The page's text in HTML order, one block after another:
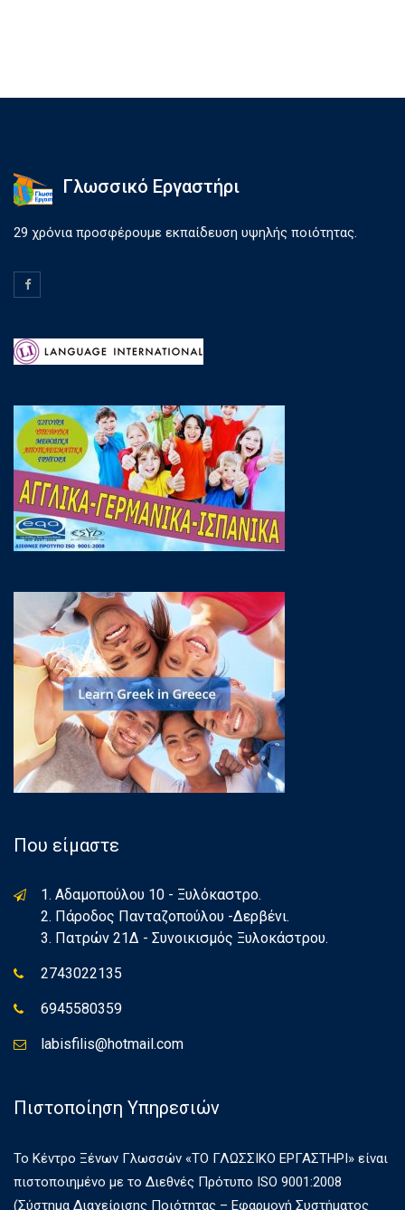
Γλωσσικό Εργαστήρι
29 χρόνια προσφέρουμε εκπαίδευση υψηλής ποιότητας.
Που είμαστε
1. Αδαμοπούλου 10 - Ξυλόκαστρο.
2. Πάροδος Πανταζοπούλου -Δερβένι.
3. Πατρών 21Δ - Συνοικισμός Ξυλοκάστρου.
2743022135
6945580359
labisfilis@hotmail.com
Πιστοποίηση Υπηρεσιών
Το Κέντρο Ξένων Γλωσσών «ΤΟ ΓΛΩΣΣΙΚΟ ΕΡΓΑΣΤΗΡΙ» είναι
πιστοποιημένο με το Διεθνές Πρότυπο ISO 9001:2008
(Σύστημα Διαχείρισης Ποιότητας – Εφαρμογή Συστήματος